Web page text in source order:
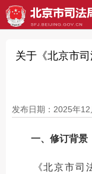
关于《北京市
发布日期：2025年12
一、修订背景
《北京市司法